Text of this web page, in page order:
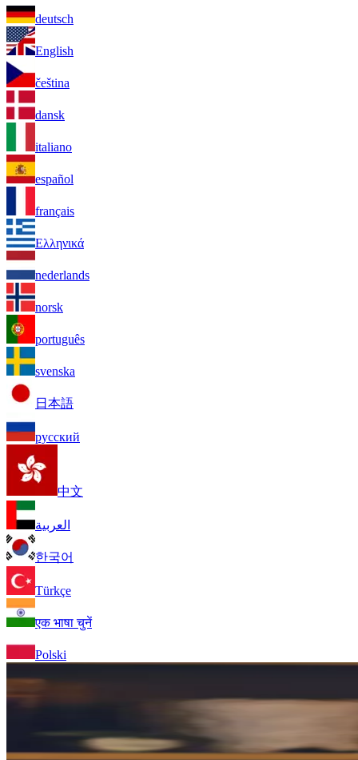
deutsch
English
čeština
dansk
italiano
español
français
Ελληνικά
nederlands
norsk
português
svenska
日本語
русский
中文
العربية
한국어
Türkçe
एक भाषा चुनें
Polski